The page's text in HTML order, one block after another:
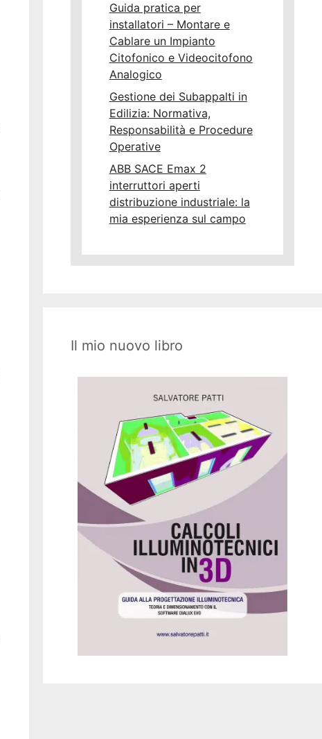
Guida pratica per
installatori – Montare e
Cablare un Impianto
Citofonico e Videocitofono
Analogico
Gestione dei Subappalti in
Edilizia: Normativa,
Responsabilità e Procedure
Operative
ABB SACE Emax 2
interruttori aperti
distribuzione industriale: la
mia esperienza sul campo
Il mio nuovo libro